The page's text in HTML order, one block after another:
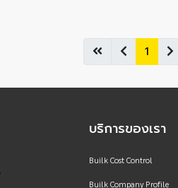
1
บริการของเรา
Builk Cost Control
Builk Company Profile